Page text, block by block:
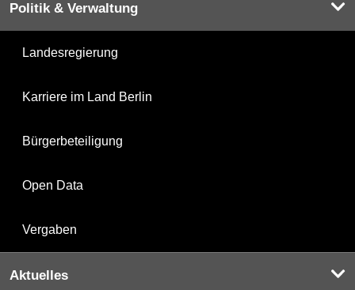
Politik & Verwaltung
Landesregierung
Karriere im Land Berlin
Bürgerbeteiligung
Open Data
Vergaben
Aktuelles